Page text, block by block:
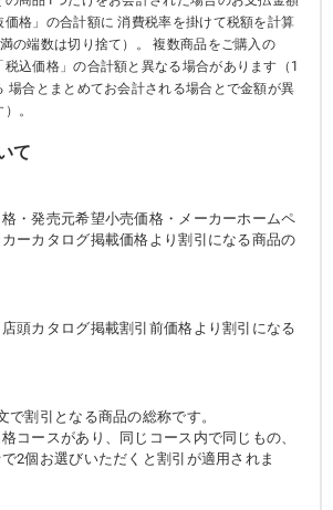
価格」の合計額に 消費税率を掛けて税額を計算
の端数は切り捨て）。 複数商品をご購入の
込価格」の合計額と異なる場合があります（1
場合とまとめてお会計される場合とで金額が異
。
て
・発売元希望小売価格・メーカーホームペ
ーカタログ掲載価格より割引になる商品の
頭カタログ掲載割引前価格より割引になる
で割引となる商品の総称です。
コースがあり、同じコース内で同じもの、
2個お選びいただくと割引が適用されま